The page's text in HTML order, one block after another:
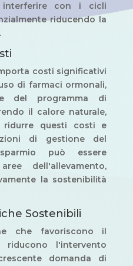
interferire con i cicli
riducendo la
costi significativi
di farmaci ormonali,
del programma di
il calore naturale,
ridurre questi costi e
di gestione del
può essere
dell'allevamento,
la sostenibilità
Sostenibili
che favoriscono il
riducono l'intervento
domanda di